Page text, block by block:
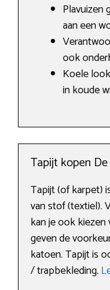
Plavuizen
aan een
ook
Koele
in koude
Tapijt kopen
Tapijt (of karpet)
van stof (textiel).
kan je ook
geven de
katoen. Tapijt is
/ trapbekleding.